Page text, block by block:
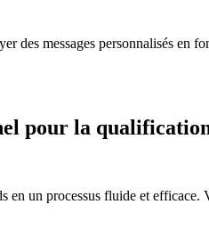
des messages personnalisés
pour la
en un processus fluide et